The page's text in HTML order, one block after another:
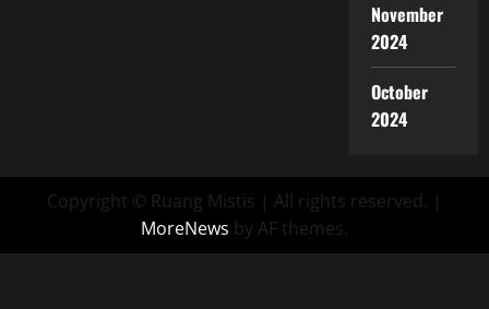
November
2024
October
2024
Copyright © Ruang Mistis | All rights reserved. |
MoreNews by AF themes.